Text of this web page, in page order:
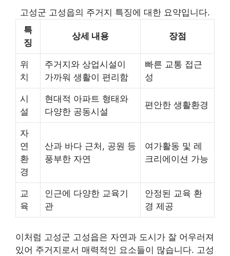
고성군 고성읍의 주거지 특징에 대한 요약입니다.
특
징
상세 내용 장점
위
치
주거지와 상업시설이
가까워 생활이 편리함
빠른 교통 접근
성
시
설
현대적 아파트 형태와
다양한 공동시설
편안한 생활환경
자
연
환
경
산과 바다 근처, 공원 등
풍부한 자연
여가활동 및 레
크리에이션 가능
교
육
인근에 다양한 교육기
관
안정된 교육 환
경 제공
이처럼 고성군 고성읍은 자연과 도시가 잘 어우러져
있어 주거지로서 매력적인 요소들이 많습니다. 고성